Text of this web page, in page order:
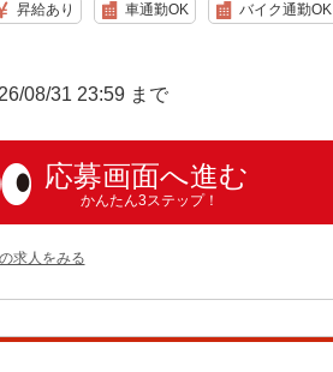
昇給あり 車通勤OK バイク通勤OK
08/31 23:59 まで
応募画面へ進む
かんたん3ステップ！
求人をみる